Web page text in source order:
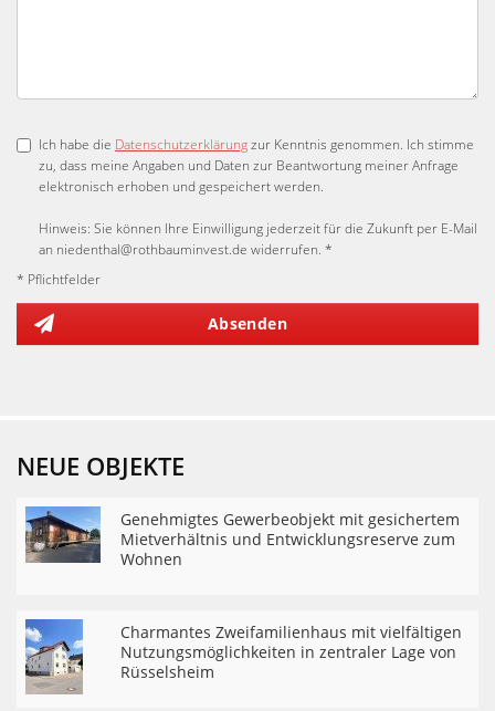
Ich habe die Datenschutzerklärungzur Kenntnis genommen. Ich stimme
zu, dass meine Angaben und Daten zur Beantwortung meiner Anfrage
elektronisch erhoben und gespeichert werden.
Hinweis: Sie können Ihre Einwilligung jederzeit für die Zukunft per E-Mail
an niedenthal@rothbauminvest.de widerrufen. *
* Pflichtfelder
Absenden
NEUE OBJEKTE
Genehmigtes Gewerbeobjekt mit gesichertem
Mietverhältnis und Entwicklungsreserve zum
Wohnen
Charmantes Zweifamilienhaus mit vielfältigen
Nutzungsmöglichkeiten in zentraler Lage von
Rüsselsheim